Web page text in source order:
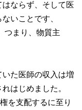
ならず、そして医
いことです、
つまり、物質主
た医師の収入は増
はじめました。
を支配するに至り